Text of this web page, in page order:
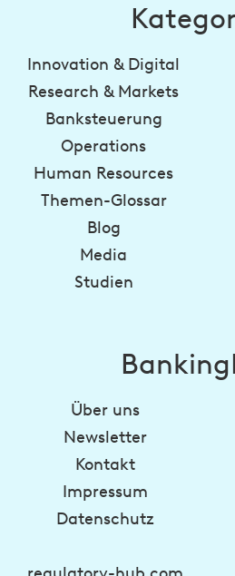
Innovation & Digital
Research & Markets
Banksteuerung
Operations
Human Resources
Themen-Glossar
Blog
Media
Studien
Über uns
Newsletter
Kontakt
Impressum
Datenschutz